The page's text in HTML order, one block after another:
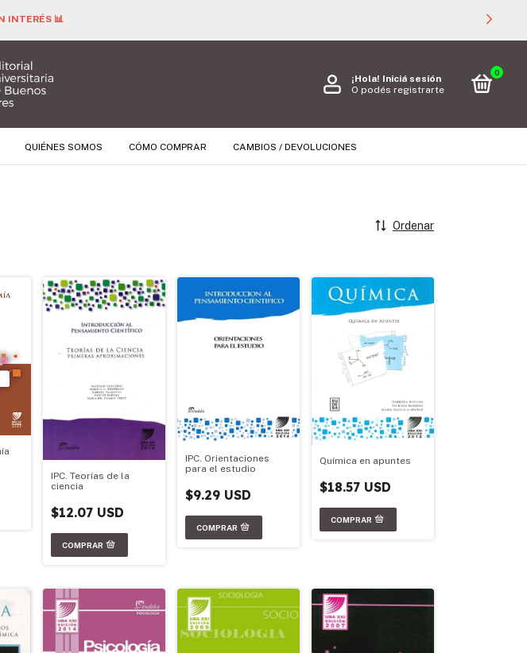
INTERÉS 📊
¡Hola! Iniciá sesión
O podés registrarte
0
QUIÉNES SOMOS CÓMO COMPRAR CAMBIOS / DEVOLUCIONES
Ordenar
IPC. Teorías de la
ciencia
$12.07 USD
IPC. Orientaciones
para el estudio
$9.29 USD
Química en apuntes
$18.57 USD